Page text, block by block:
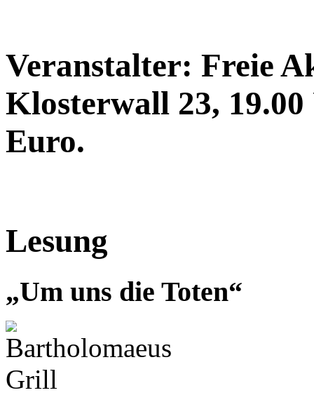
Veranstalter: Freie
Klosterwall 23,
Euro.
Lesung
„Um uns die Toten“